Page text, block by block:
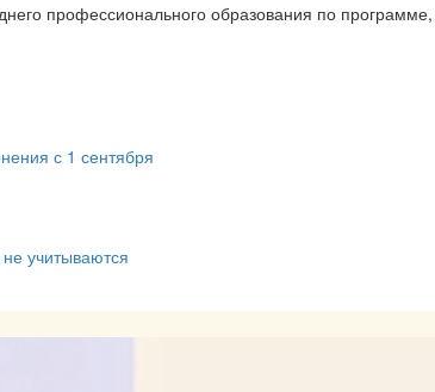
профессионального образования по
с 1 сентября
учитываются